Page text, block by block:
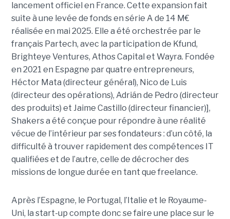
lancement officiel en France. Cette expansion fait
suite à une levée de fonds en série A de 14 M€
réalisée en mai 2025. Elle a été orchestrée par le
français Partech, avec la participation de Kfund,
Brighteye Ventures, Athos Capital et Wayra. Fondée
en 2021 en Espagne par quatre entrepreneurs,
Héctor Mata (directeur général), Nico de Luis
(directeur des opérations), Adrián de Pedro (directeur
des produits) et Jaime Castillo (directeur financier)],
Shakers a été conçue pour répondre à une réalité
vécue de l’intérieur par ses fondateurs : d’un côté, la
difficulté à trouver rapidement des compétences IT
qualifiées et de l’autre, celle de décrocher des
missions de longue durée en tant que freelance.
Après l’Espagne, le Portugal, l’Italie et le Royaume-
Uni, la start-up compte donc se faire une place sur le